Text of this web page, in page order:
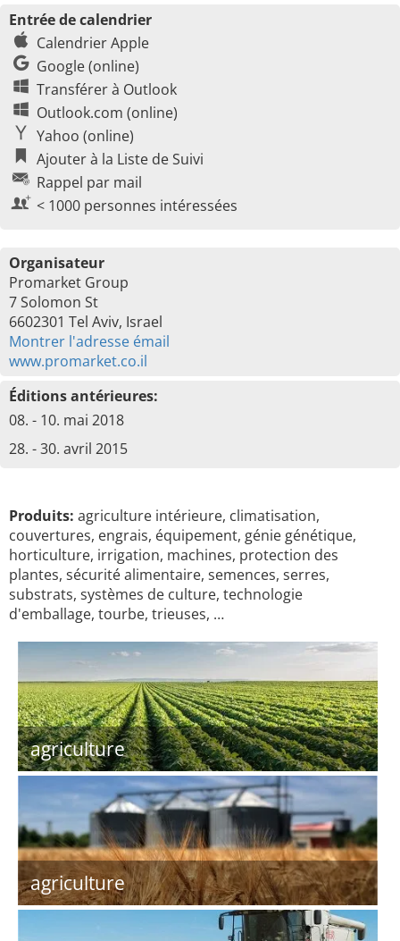
Entrée de calendrier
Calendrier Apple
Google (online)
Transférer à Outlook
Outlook.com (online)
Yahoo (online)
Ajouter à la Liste de Suivi
Rappel par mail
< 1000 personnes intéressées
Organisateur
Promarket Group
7 Solomon St
6602301 Tel Aviv, Israel
Montrer l'adresse émail
www.promarket.co.il
Éditions antérieures:
08. - 10. mai 2018
28. - 30. avril 2015
Produits: agriculture intérieure, climatisation,
couvertures, engrais, équipement, génie génétique,
horticulture, irrigation, machines, protection des
plantes, sécurité alimentaire, semences, serres,
substrats, systèmes de culture, technologie
d'emballage, tourbe, trieuses, …
agriculture
agriculture